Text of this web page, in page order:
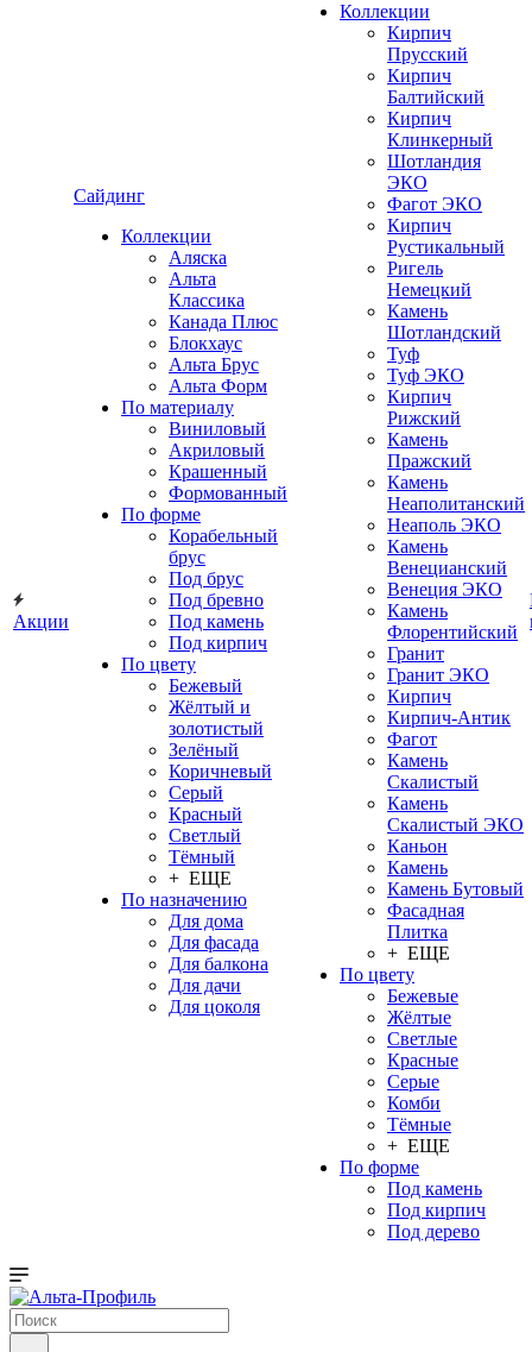
Акции
Сайдинг
Коллекции
Аляска
Альта
Классика
Канада Плюс
Блокхаус
Альта Брус
Альта Форм
По материалу
Виниловый
Акриловый
Крашенный
Формованный
По форме
Корабельный
брус
Под брус
Под бревно
Под камень
Под кирпич
По цвету
Бежевый
Жёлтый и
золотистый
Зелёный
Коричневый
Серый
Красный
Светлый
Тёмный
+ ЕЩЕ
По назначению
Для дома
Для фасада
Для балкона
Для дачи
Для цоколя
Коллекции
Кирпич
Прусский
Кирпич
Балтийский
Кирпич
Клинкерный
Шотландия
ЭКО
Фагот ЭКО
Кирпич
Рустикальный
Ригель
Немецкий
Камень
Шотландский
Туф
Туф ЭКО
Кирпич
Рижский
Камень
Пражский
Камень
Неаполитанский
Неаполь ЭКО
Камень
Венецианский
Венеция ЭКО
Камень
Флорентийский
Гранит
Гранит ЭКО
Кирпич
Кирпич-Антик
Фагот
Камень
Скалистый
Камень
Скалистый ЭКО
Каньон
Камень
Камень Бутовый
Фасадная
Плитка
+ ЕЩЕ
По цвету
Бежевые
Жёлтые
Светлые
Красные
Серые
Комби
Тёмные
+ ЕЩЕ
По форме
Под камень
Под кирпич
Под дерево